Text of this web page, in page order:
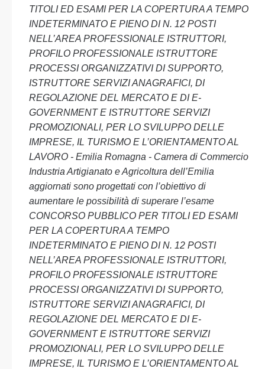
TITOLI ED ESAMI PER LA COPERTURA A TEMPO
INDETERMINATO E PIENO DI N. 12 POSTI
NELL’AREA PROFESSIONALE ISTRUTTORI,
PROFILO PROFESSIONALE ISTRUTTORE
PROCESSI ORGANIZZATIVI DI SUPPORTO,
ISTRUTTORE SERVIZI ANAGRAFICI, DI
REGOLAZIONE DEL MERCATO E DI E-
GOVERNMENT E ISTRUTTORE SERVIZI
PROMOZIONALI, PER LO SVILUPPO DELLE
IMPRESE, IL TURISMO E L’ORIENTAMENTO AL
LAVORO - Emilia Romagna - Camera di Commercio
Industria Artigianato e Agricoltura dell’Emilia
aggiornati sono progettati con l’obiettivo di
aumentare le possibilità di superare l’esame
CONCORSO PUBBLICO PER TITOLI ED ESAMI
PER LA COPERTURA A TEMPO
INDETERMINATO E PIENO DI N. 12 POSTI
NELL’AREA PROFESSIONALE ISTRUTTORI,
PROFILO PROFESSIONALE ISTRUTTORE
PROCESSI ORGANIZZATIVI DI SUPPORTO,
ISTRUTTORE SERVIZI ANAGRAFICI, DI
REGOLAZIONE DEL MERCATO E DI E-
GOVERNMENT E ISTRUTTORE SERVIZI
PROMOZIONALI, PER LO SVILUPPO DELLE
IMPRESE, IL TURISMO E L’ORIENTAMENTO AL